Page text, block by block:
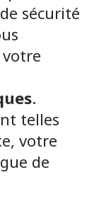
sécurité
.
telles
votre
de